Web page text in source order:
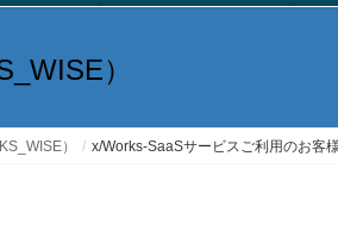
）
） x/Works-SaaSサービスご利用のお客